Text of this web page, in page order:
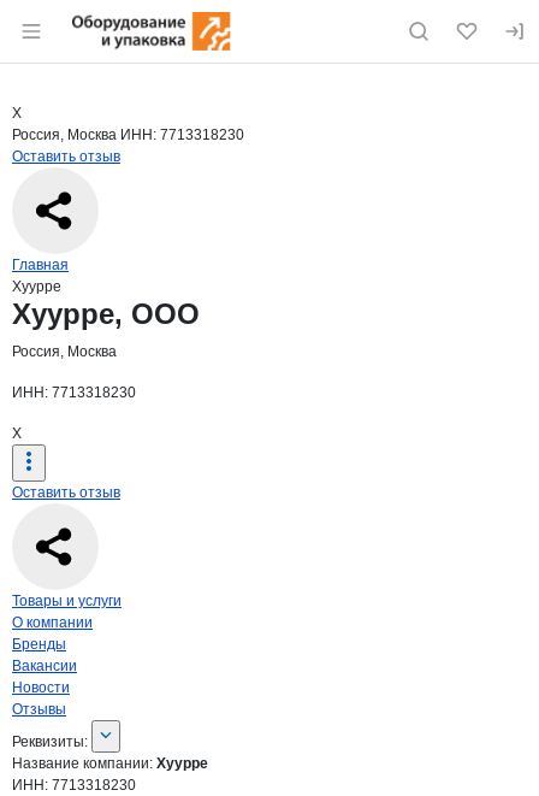
Раздел навигации по сайту eqinfo.ru
Страница компании
Страница компании
Краткая информация о компании
Х
Россия, Москва ИНН: 7713318230
Оставить отзыв
Навигация по сайту
Главная
Хуурре
Основная информация о компании
Хуурре, ООО
Россия, Москва
ИНН: 7713318230
Х
Оставить отзыв
Навигация по странице
Товары и услуги
О компании
Бренды
Вакансии
Новости
Отзывы
О компании
Реквизиты
Реквизиты:
Название компании: Хуурре
ИНН: 7713318230